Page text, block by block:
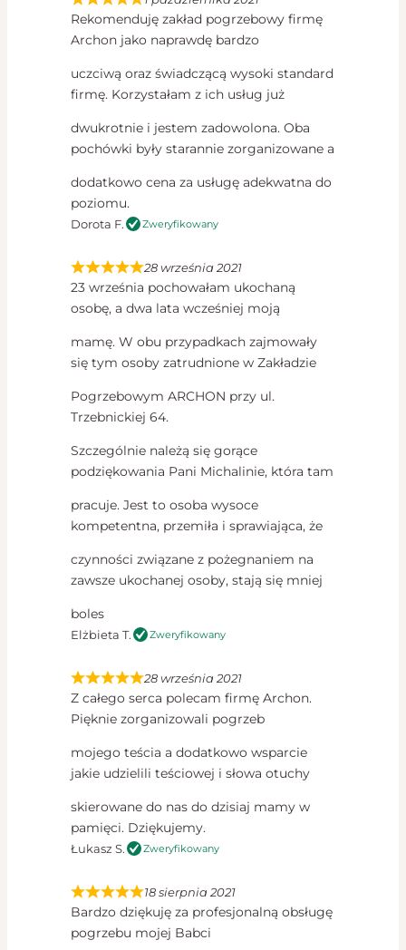
Rekomenduję zakład pogrzebowy firmę
Archon jako naprawdę bardzo
uczciwą oraz świadczącą wysoki standard
firmę. Korzystałam z ich usług już
dwukrotnie i jestem zadowolona. Oba
pochówki były starannie zorganizowane a
dodatkowo cena za usługę adekwatna do
poziomu.
Dorota F. Zweryfikowany
28 września 2021
23 września pochowałam ukochaną
osobę, a dwa lata wcześniej moją
mamę. W obu przypadkach zajmowały
się tym osoby zatrudnione w Zakładzie
Pogrzebowym ARCHON przy ul.
Trzebnickiej 64.
Szczególnie należą się gorące
podziękowania Pani Michalinie, która tam
pracuje. Jest to osoba wysoce
kompetentna, przemiła i sprawiająca, że
czynności związane z pożegnaniem na
zawsze ukochanej osoby, stają się mniej
boles
Elżbieta T. Zweryfikowany
28 września 2021
Z całego serca polecam firmę Archon.
Pięknie zorganizowali pogrzeb
mojego teścia a dodatkowo wsparcie
jakie udzielili teściowej i słowa otuchy
skierowane do nas do dzisiaj mamy w
pamięci. Dziękujemy.
Łukasz S. Zweryfikowany
18 sierpnia 2021
Bardzo dziękuję za profesjonalną obsługę
pogrzebu mojej Babci